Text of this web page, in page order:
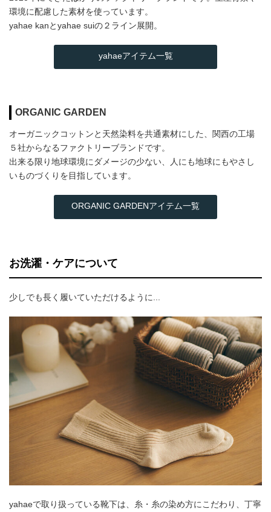
環境に配慮した素材を使っています。
yahae kanとyahae suiの２ライン展開。
yahaeアイテム一覧
ORGANIC GARDEN
オーガニックコットンと天然染料を共通素材にした、関西の工場
５社からなるファクトリーブランドです。
出来る限り地球環境にダメージの少ない、人にも地球にもやさし
いものづくりを目指しています。
ORGANIC GARDENアイテム一覧
お洗濯・ケアについて
少しでも長く履いていただけるように...
yahaeで取り扱っている靴下は、糸・糸の染め方にこだわり、丁寧